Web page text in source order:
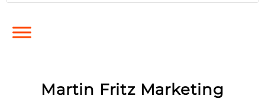
Martin Fritz Marketing